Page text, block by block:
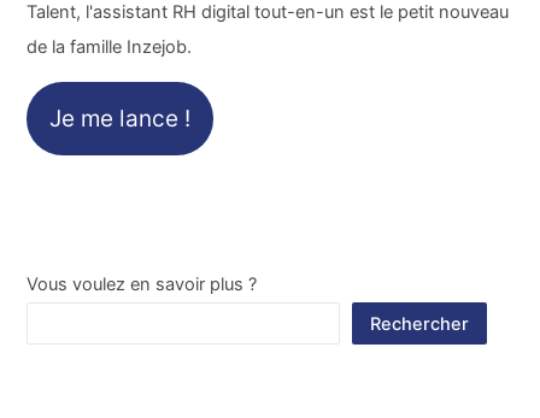
Talent, l'assistant RH digital tout-en-un est le petit nouveau
de la famille Inzejob.
Je me lance !
Vous voulez en savoir plus ?
Rechercher